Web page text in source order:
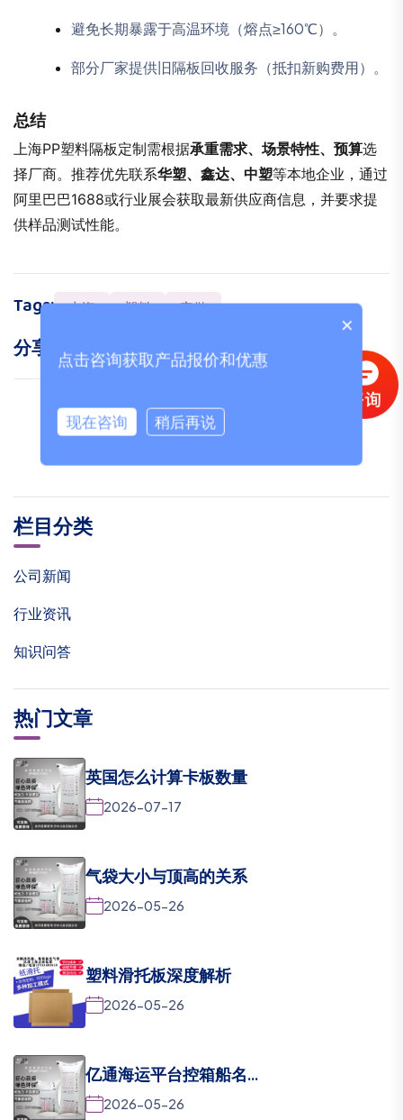
避免长期暴露于高温环境（熔点≥160℃）。
部分厂家提供旧隔板回收服务（抵扣新购费用）。
总结
上海PP塑料隔板定制需根据承重需求、场景特性、预算选
择厂商。推荐优先联系华塑、鑫达、中塑等本地企业，通过
阿里巴巴1688或行业展会获取最新供应商信息，并要求提
供样品测试性能。
Tags: 上海 塑料 定做
分享:
栏目分类
公司新闻
行业资讯
知识问答
热门文章
英国怎么计算卡板数量
2026-07-17
气袋大小与顶高的关系
2026-05-26
塑料滑托板深度解析
2026-05-26
亿通海运平台控箱船名...
2026-05-26
×
点击咨询获取产品报价和优惠
现在咨询 稍后再说